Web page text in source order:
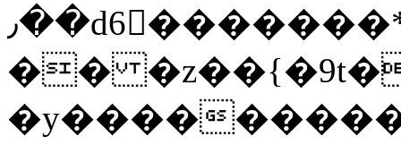
٫��d6򆧇�������*��[|^]oo���NW~zz>�X&�u�=K?
��
�y����